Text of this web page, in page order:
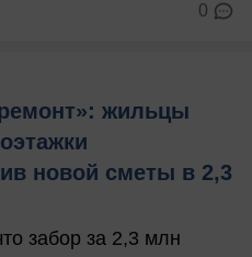
0
жильцы
новой сметы в 2,3
забор за 2,3 млн